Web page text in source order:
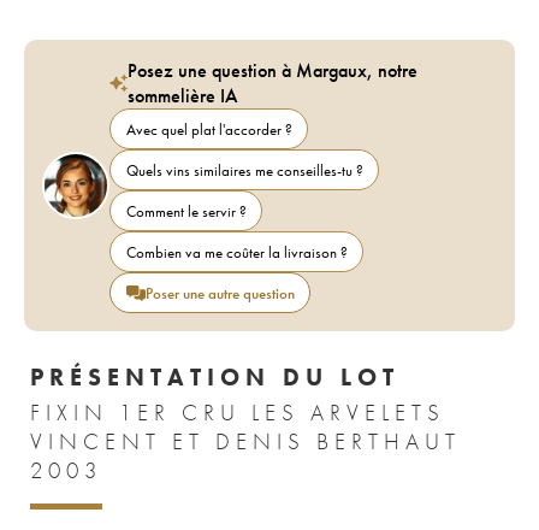
Posez une question à Margaux, notre
sommelière IA
Avec quel plat l'accorder ?
Quels vins similaires me conseilles-tu ?
Comment le servir ?
Combien va me coûter la livraison ?
Poser une autre question
PRÉSENTATION DU LOT
FIXIN 1ER CRU LES ARVELETS
VINCENT ET DENIS BERTHAUT
2003